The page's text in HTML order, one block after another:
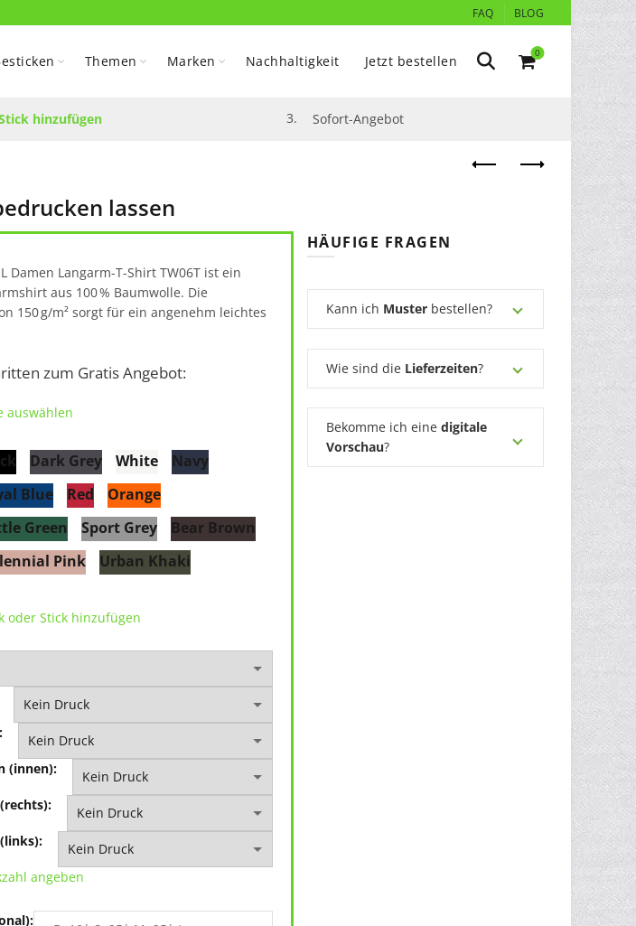
FAQ BLOG
Themen Marken Nachhaltigkeit Jetzt bestellen 0
hinzufügen 3. Sofort-Angebot
lassen
Damen Langarm-T-Shirt TW06T ist ein
aus 100 % Baumwolle. Die
150 g/m² sorgt für ein angenehm leichtes
zum Gratis Angebot:
auswählen
Dark Grey White
Navy
Blue
Red
Orange
Green
Sport Grey
Bear Brown
Pink
Urban Khaki
oder Stick hinzufügen
(innen):
angeben
HÄUFIGE FRAGEN
Kann ich Musterbestellen?
Wie sind die Lieferzeiten?
Bekomme ich eine digitale
Vorschau?